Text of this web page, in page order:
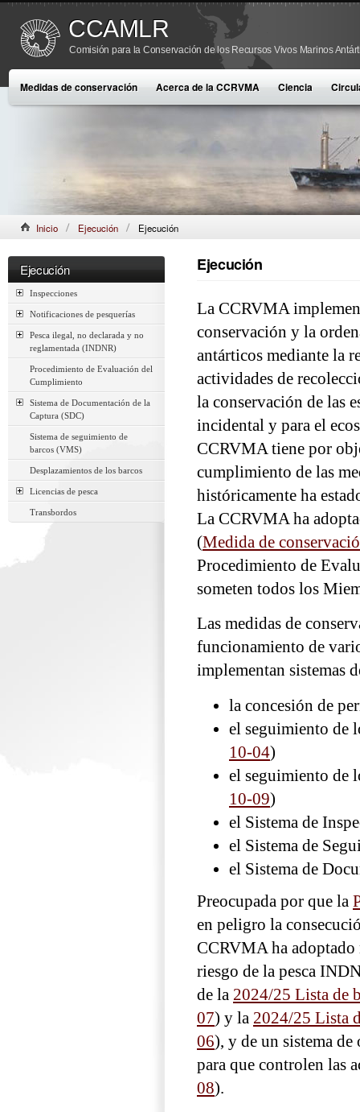
CCAMLR
Comisión para la Conservación de los Recursos Vivos Marinos
Medidas de conservación Acerca de la CCRVMA Ciencia
Inicio Ejecución Ejecución
Ejecución
Inspecciones
Notificaciones de pesquerías
Pesca ilegal, no declarada y no
reglamentada (INDNR)
Procedimiento de Evaluación del
Cumplimiento
Sistema de Documentación de la
Captura (SDC)
Sistema de seguimiento de
barcos (VMS)
Desplazamientos de los barcos
Licencias de pesca
Transbordos
Ejecución
La CCRVMA
conservación y la
antárticos mediante la
actividades de
la conservación de las
incidental y para el
CCRVMA tiene por
cumplimiento de las
históricamente ha
La CCRVMA ha
(Medida de
Procedimiento de
someten todos los
Las medidas de
funcionamiento de
implementan sistemas
la concesión de
el seguimiento de
10-04)
el seguimiento de
10-09)
el Sistema de
el Sistema de
el Sistema de
Preocupada por que la
en peligro la
CCRVMA ha adoptado
riesgo de la pesca
de la 2024/25 Lista de
07) y la 2024/25 Lista
06), y de un sistema
para que controlen las
08).